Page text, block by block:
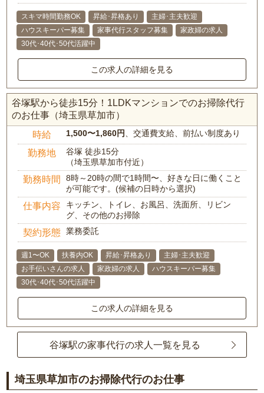
スキマ時間勤務OK 昇給･昇格あり
主婦･主夫歓迎
ハウスキーパー募集
家事代行スタッフ募集
家政婦の求人
30代･40代･50代活躍中
この求人の詳細を見る
谷塚駅から徒歩15分！1LDKマンションでのお掃除代行
のお仕事（埼玉県草加市）
時給 1,500〜1,860円、交通費支給、前払い制度あり
勤務地
谷塚 徒歩15分
（埼玉県草加市付近）
勤務時間
8時～20時の間で1時間〜、好きな日に働くこと
が可能です。(候補の日時から選択)
仕事内容
キッチン、トイレ、お風呂、洗面所、リビン
グ、その他のお掃除
契約形態 業務委託
週1〜OK 扶養内OK 昇給･昇格あり
主婦･主夫歓迎
お手伝いさんの求人
家政婦の求人
ハウスキーパー募集
30代･40代･50代活躍中
この求人の詳細を見る
谷塚駅の家事代行の求人一覧を見る
埼玉県草加市のお掃除代行のお仕事